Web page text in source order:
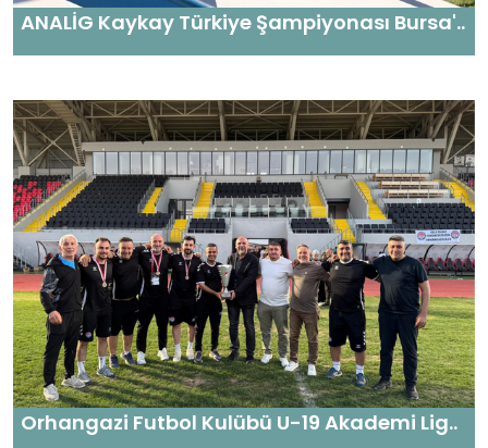
ANALİG Kaykay Türkiye Şampiyonası Bursa'..
Orhangazi Futbol Kulübü U-19 Akademi Lig..